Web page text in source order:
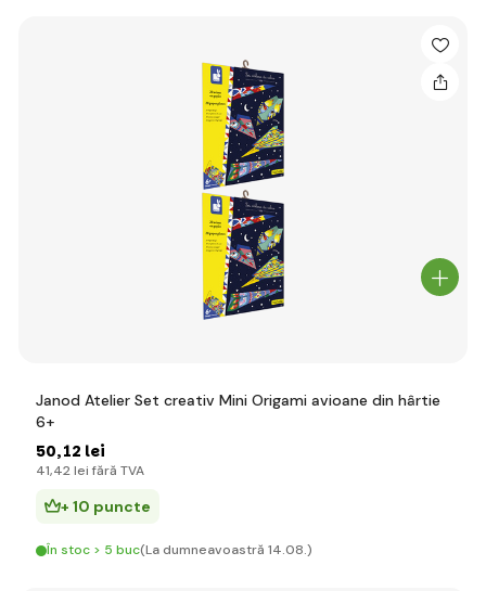
Janod Atelier Set creativ Mini Origami avioane din hârtie
6+
50,12 lei
41,42 lei fără TVA
+ 10 puncte
În stoc > 5 buc(La dumneavoastră 14.08.)